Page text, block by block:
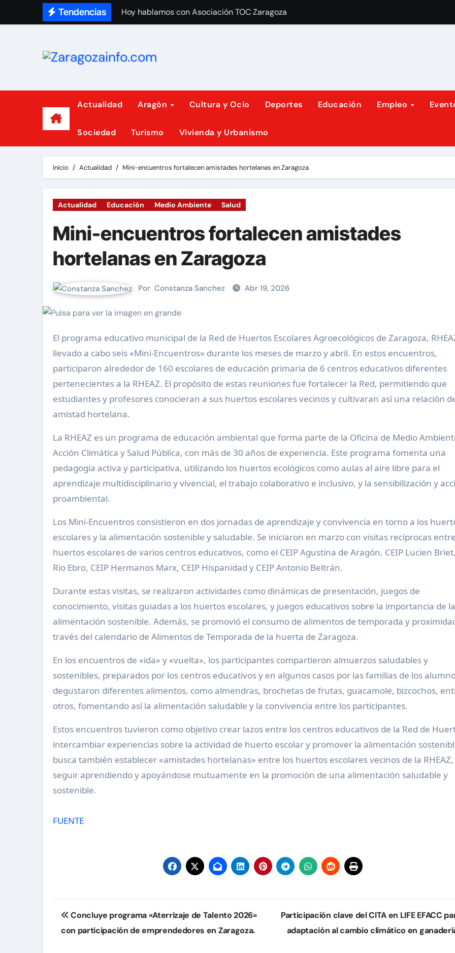
Tendencias Hoy hablamos con Asociación TOC Zaragoza A Paisaxe
Actualidad Aragón Cultura y Ocio Deportes Educación Empleo
Sociedad Turismo Vivienda y Urbanismo
Inicio Actualidad Mini-encuentros fortalecen amistades hortelanas en Zaragoza
Actualidad Educación Medio Ambiente Salud
Mini-encuentros fortalecen amistades
hortelanas en Zaragoza
Por Constanza Sanchez Abr 19, 2026
El programa educativo municipal de la Red de Huertos Escolares Agroecológicos de Zaragoza, RHEAZ, ha
llevado a cabo seis «Mini-Encuentros» durante los meses de marzo y abril. En estos encuentros,
participaron alrededor de 160 escolares de educación primaria de 6 centros educativos diferentes
pertenecientes a la RHEAZ. El propósito de estas reuniones fue fortalecer la Red, permitiendo que
estudiantes y profesores conocieran a sus huertos escolares vecinos y cultivaran así una relación
amistad hortelana.
La RHEAZ es un programa de educación ambiental que forma parte de la Oficina de Medio
Acción Climática y Salud Pública, con más de 30 años de experiencia. Este programa fomenta una
pedagogía activa y participativa, utilizando los huertos ecológicos como aulas al aire libre para el
aprendizaje multidisciplinario y vivencial, el trabajo colaborativo e inclusivo, y la sensibilización y
proambiental.
Los Mini-Encuentros consistieron en dos jornadas de aprendizaje y convivencia en torno a los
escolares y la alimentación sostenible y saludable. Se iniciaron en marzo con visitas recíprocas
huertos escolares de varios centros educativos, como el CEIP Agustina de Aragón, CEIP Lucien
Río Ebro, CEIP Hermanos Marx, CEIP Hispanidad y CEIP Antonio Beltrán.
Durante estas visitas, se realizaron actividades como dinámicas de presentación, juegos de
conocimiento, visitas guiadas a los huertos escolares, y juegos educativos sobre la importancia de la
alimentación sostenible. Además, se promovió el consumo de alimentos de temporada y
través del calendario de Alimentos de Temporada de la huerta de Zaragoza.
En los encuentros de «ida» y «vuelta», los participantes compartieron almuerzos saludables y
sostenibles, preparados por los centros educativos y en algunos casos por las familias de los
degustaron diferentes alimentos, como almendras, brochetas de frutas, guacamole, bizcochos,
otros, fomentando así la alimentación saludable y la convivencia entre los participantes.
Estos encuentros tuvieron como objetivo crear lazos entre los centros educativos de la Red de
intercambiar experiencias sobre la actividad de huerto escolar y promover la alimentación
busca también establecer «amistades hortelanas» entre los huertos escolares vecinos de la
seguir aprendiendo y apoyándose mutuamente en la promoción de una alimentación saludable y
sostenible.
FUENTE
Navegación
de
Concluye programa «Aterrizaje de Talento 2026»
con participación de emprendedores en Zaragoza.
Participación clave del CITA en LIFE EFACC
adaptación al cambio climático en